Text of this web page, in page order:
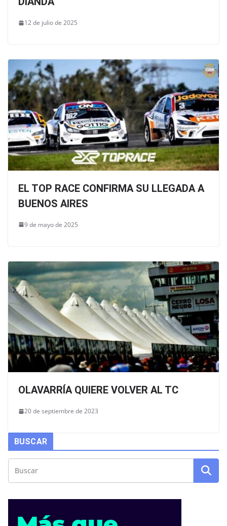
12 de julio de 2025
EL TOP RACE CONFIRMA SU LLEGADA A
BUENOS AIRES
9 de mayo de 2025
OLAVARRÍA QUIERE VOLVER AL TC
20 de septiembre de 2023
BUSCAR